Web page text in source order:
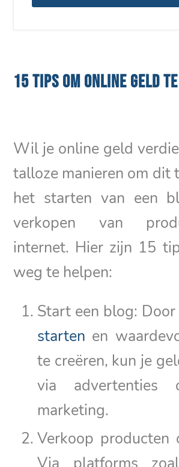
15 TIPS OM ONLINE GELD
Wil je online geld
talloze manieren om dit
het starten van een
verkopen van
internet. Hier zijn 15
weg te helpen:
Start een blog:
starten en
te creëren, kun je
via advertenties
marketing.
Verkoop producten